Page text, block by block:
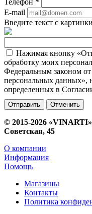
Телефон *
E-mail
Введите текст с картинки
Нажимая кнопку
обработку моих
Федеральным законом
персональных данных»,
определенных в
Отменить
© 2015-2026
Советская, 45
О компании
Информация
Помощь
Магазины
Контакты
Политика